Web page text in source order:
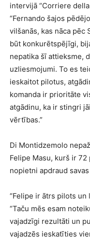
intervijā “Corriere
“Fernando šajos
vilšanās, kas nāca pēc
būt konkurētspējīgi,
nepatika šī attieksme,
uzliesmojumi. To es
ieskaitot pilotus,
komanda ir prioritāte
atgādinu, ka ir stingri
vērtības.”
Di Montidzemolo
Felipe Masu, kurš ir
nopietni apdraud
“Felipe ir ātrs pilots un
“Taču mēs esam
vajadzīgi rezultāti un
vajadzēs ieskatīties